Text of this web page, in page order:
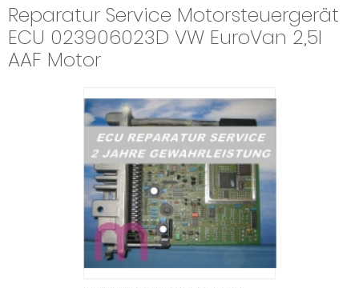
Reparatur Service Motorsteuergerät
ECU 023906023D VW EuroVan 2,5l
AAF Motor